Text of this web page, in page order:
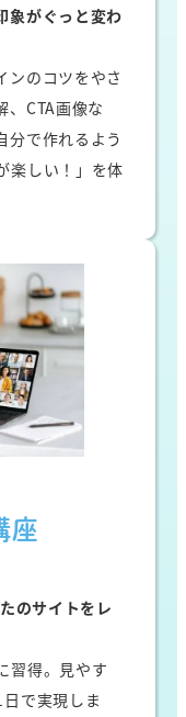
象がぐっと変わ
ンのコツをやさ
、CTA画像な
分で作れるよう
楽しい！」を体
座
のサイトをレ
習得。見やす
で実現しま